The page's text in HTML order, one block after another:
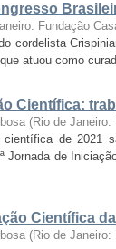
Fundação
cordelista
atuou como
Científica:
(Rio de
de 2021
Jornada de
Científica
(Rio de